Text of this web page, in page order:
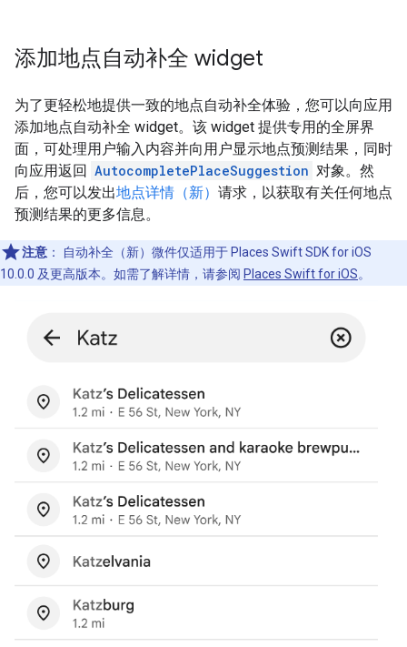
添加地点自动补全 widget
为了更轻松地提供一致的地点自动补全体验，您可以向应用
添加地点自动补全 widget。该 widget 提供专用的全屏界
面，可处理用户输入内容并向用户显示地点预测结果，同时
向应用返回 AutocompletePlaceSuggestion 对象。然
后，您可以发出地点详情（新） 请求，以获取有关任何地点
预测结果的更多信息。
注意 ：
自动补全（新）微件仅适用于 Places Swift SDK for iOS
10.0.0 及更高版本。如需了解详情，请参阅 Places Swift for iOS。